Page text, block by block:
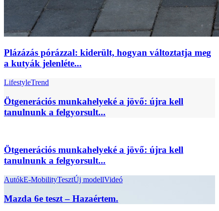
Plázázás pórázzal: kiderült, hogyan változtatja meg
a kutyák jelenléte...
LifestyleTrend
Ötgenerációs munkahelyeké a jövő: újra kell
tanulnunk a felgyorsult...
Ötgenerációs munkahelyeké a jövő: újra kell
tanulnunk a felgyorsult...
AutókE-MobilityTesztÚj modellVideó
Mazda 6e teszt – Hazaértem.